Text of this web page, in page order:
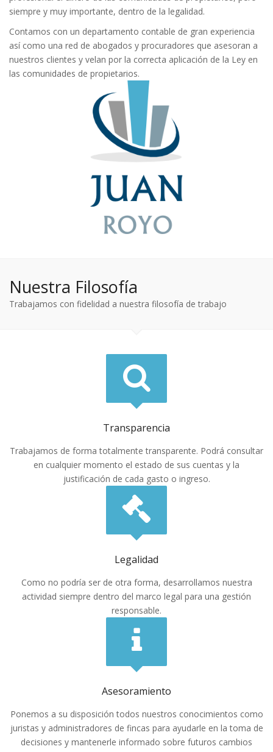
siempre y muy importante, dentro de la legalidad.
Contamos con un departamento contable de gran experiencia
así como una red de abogados y procuradores que asesoran a
nuestros clientes y velan por la correcta aplicación de la Ley en
las comunidades de propietarios.
Nuestra Filosofía
Trabajamos con fidelidad a nuestra filosofía de trabajo
Transparencia
Trabajamos de forma totalmente transparente. Podrá consultar
en cualquier momento el estado de sus cuentas y la
justificación de cada gasto o ingreso.
Legalidad
Como no podría ser de otra forma, desarrollamos nuestra
actividad siempre dentro del marco legal para una gestión
responsable.
Asesoramiento
Ponemos a su disposición todos nuestros conocimientos como
juristas y administradores de fincas para ayudarle en la toma de
decisiones y mantenerle informado sobre futuros cambios